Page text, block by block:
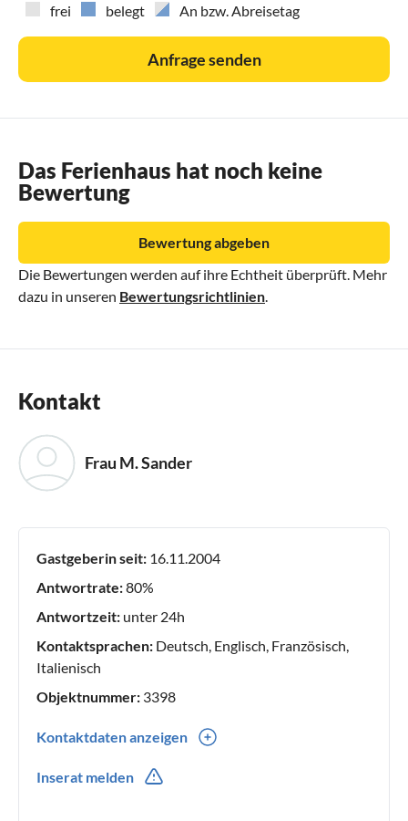
frei
belegt An bzw. Abreisetag
Anfrage senden
Das Ferienhaus hat noch keine
Bewertung
Die Bewertungen werden auf ihre Echtheit überprüft. Mehr
dazu in unseren Bewertungsrichtlinien
Bewertung abgeben
Kontakt
Frau M. Sander
Gastgeberin seit: 16.11.2004
Antwortrate:80%
Antwortzeit: unter 24h
Kontaktsprachen: Deutsch, Englisch, Französisch,
Italienisch
Objektnummer: 3398
Kontaktdaten anzeigen
Inserat melden